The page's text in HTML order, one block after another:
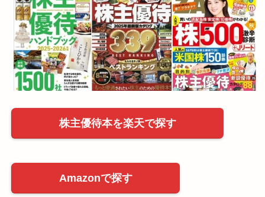
株主優待本を楽天で探す
Amazonで探す